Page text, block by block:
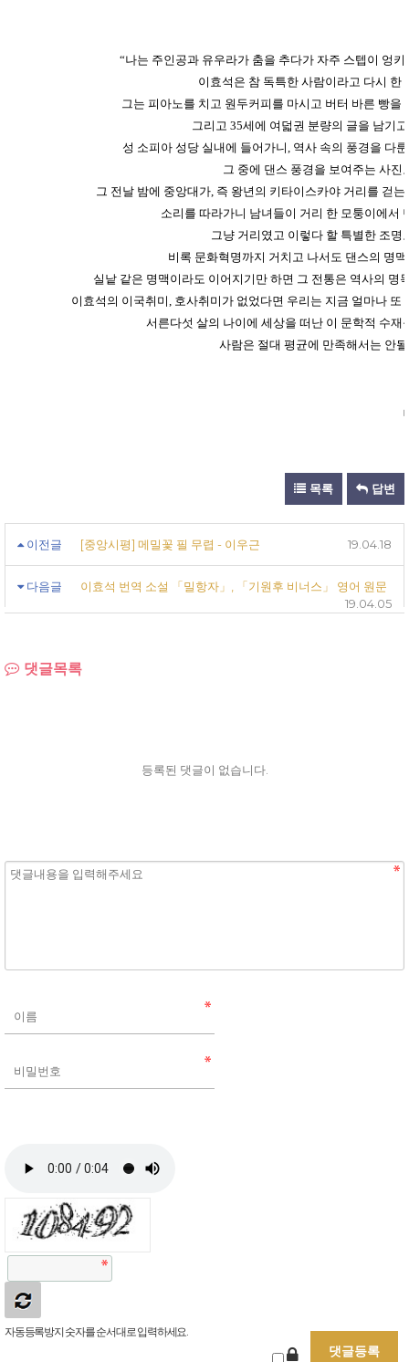
“나는 주인공과 유우라가 춤을 추다가 자주 스텝이 엉
이효석은 참 독특한 사람이라고 다시 한
그는 피아노를 치고 원두커피를 마시고 버터 바른 빵을
그리고 35세에 여덟권 분량의 글을 남기
성 소피아 성당 실내에 들어가니, 역사 속의 풍경을 다
그 중에 댄스 풍경을 보여주는 사진
그 전날 밤에 중앙대가, 즉 왕년의 키타이스카야 거리를 걷
소리를 따라가니 남녀들이 거리 한 모퉁이에서
그냥 거리였고 이렇다 할 특별한 조명
비록 문화혁명까지 거치고 나서도 댄스의 명
실낱 같은 명맥이라도 이어지기만 하면 그 전통은 역사의 명
이효석의 이국취미, 호사취미가 없었다면 우리는 지금 얼마나 또
서른다섯 살의 나이에 세상을 떠난 이 문학적 수재
사람은 절대 평균에 만족해서는 안될
목록 답변
이전글 [중앙시평] 메밀꽃 필 무렵 - 이우근 19.04.18
다음글
이효석 번역 소설 「밀항자」, 「기원후 비너스」 영어 원문
19.04.05
댓글목록
등록된 댓글이 없습니다.
자동등록방지 숫자를 순서대로 입력하세요.